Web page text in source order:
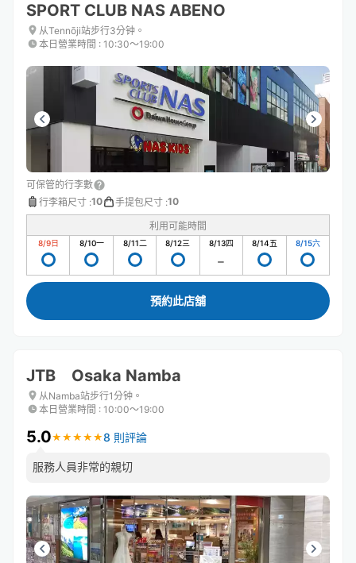
SPORT CLUB NAS ABENO
从Tennōji站步行3分钟。
本日營業時間 : 10:30〜19:00
可保管的行李數
行李箱尺寸 :10 手提包尺寸 :10
利用可能時間
8/9日 8/10一 8/11二 8/12三 8/13四 8/14五 8/15六
預約此店舖
JTB Osaka Namba
从Namba站步行1分钟。
本日營業時間 : 10:00〜19:00
5.0★ ★ ★ ★ ★
★ ★ ★ ★ ★8 則評論
服務人員非常的親切